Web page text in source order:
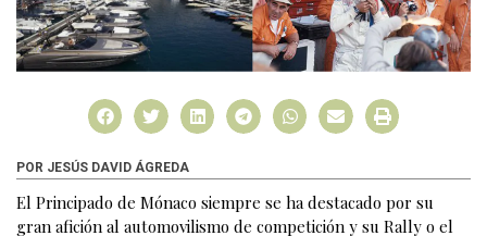
POR JESÚS DAVID ÁGREDA
El Principado de Mónaco siempre se ha destacado por su
gran afición al automovilismo de competición y su Rally o el